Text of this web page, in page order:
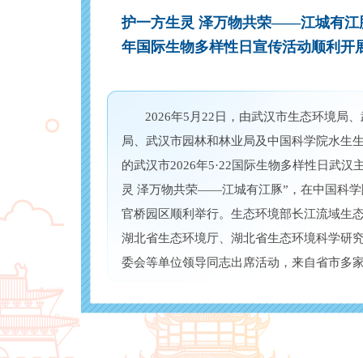
护一方生灵 泽万物共荣——江城有江
年国际生物多样性日宣传活动顺利开
2026年5月22日，由武汉市生态环境局
局、武汉市园林和林业局及中国科学院水生
的武汉市2026年5·22国际生物多样性日武汉
灵 泽万物共荣——江城有江豚”，在中国科
官桥园区顺利举行。生态环境部长江流域生
湖北省生态环境厅、湖北省生态环境科学研
委会等单位领导同志出席活动，来自省市多